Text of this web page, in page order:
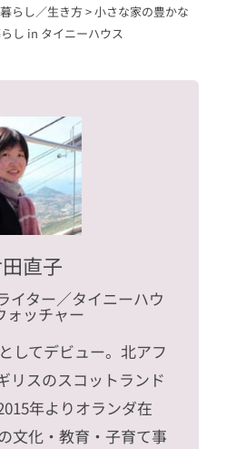
暮らし／生き方>小さな家の豊かな
し in タイニーハウス
直子
イター／タイニーハウ
ォッチャー
してデビュー。北アフ
リスのスコットランド
年よりオランダ在
文化・教育・子育て事